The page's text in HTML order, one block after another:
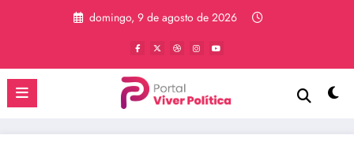
domingo, 9 de agosto de 2026